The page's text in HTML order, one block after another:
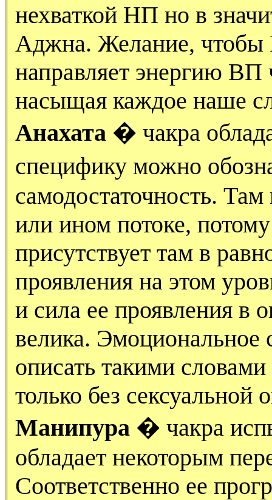
нехваткой НП но в
Аджна. Желание, чтобы
направляет энергию ВП
насыщая каждое наше
Анахата � чакра
специфику можно
самодостаточность.
или ином потоке,
присутствует там в
проявления на этом
и сила ее проявления
велика. Эмоциональное
описать такими
только без сексуальной
Манипура � чакра
обладает некоторым
Соответственно ее